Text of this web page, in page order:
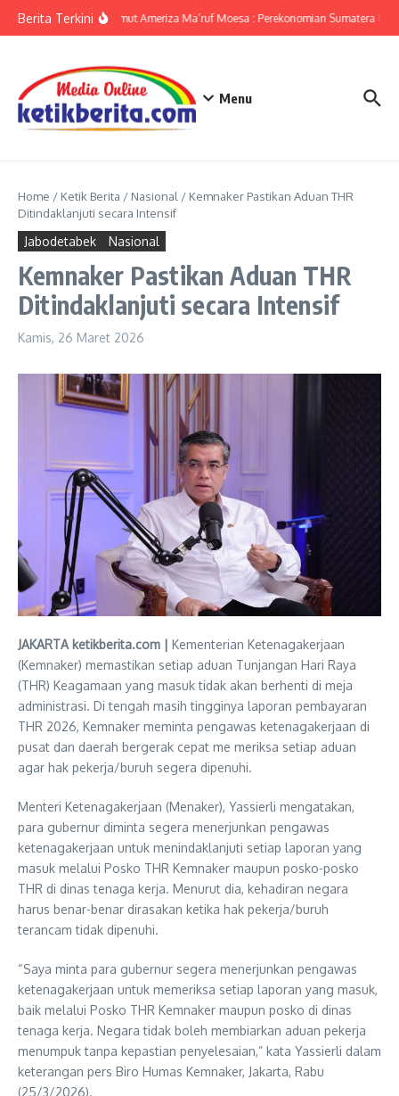
Berita TerkiniKPwBI Sumut Ameriza Ma’ruf Moesa : Perekonomian Sumatera
Menu
Home / Ketik Berita / Nasional / Kemnaker Pastikan Aduan THR
Ditindaklanjuti secara Intensif
Jabodetabek Nasional
Kemnaker Pastikan Aduan THR
Ditindaklanjuti secara Intensif
Kamis, 26 Maret 2026
JAKARTA ketikberita.com | Kementerian Ketenagakerjaan
(Kemnaker) memastikan setiap aduan Tunjangan Hari Raya
(THR) Keagamaan yang masuk tidak akan berhenti di meja
administrasi. Di tengah masih tingginya laporan pembayaran
THR 2026, Kemnaker meminta pengawas ketenagakerjaan di
pusat dan daerah bergerak cepat me meriksa setiap aduan
agar hak pekerja/buruh segera dipenuhi.
Menteri Ketenagakerjaan (Menaker), Yassierli mengatakan,
para gubernur diminta segera menerjunkan pengawas
ketenagakerjaan untuk menindaklanjuti setiap laporan yang
masuk melalui Posko THR Kemnaker maupun posko-posko
THR di dinas tenaga kerja. Menurut dia, kehadiran negara
harus benar-benar dirasakan ketika hak pekerja/buruh
terancam tidak dipenuhi.
“Saya minta para gubernur segera menerjunkan pengawas
ketenagakerjaan untuk memeriksa setiap laporan yang masuk,
baik melalui Posko THR Kemnaker maupun posko di dinas
tenaga kerja. Negara tidak boleh membiarkan aduan pekerja
menumpuk tanpa kepastian penyelesaian,” kata Yassierli dalam
keterangan pers Biro Humas Kemnaker, Jakarta, Rabu
(25/3/2026).